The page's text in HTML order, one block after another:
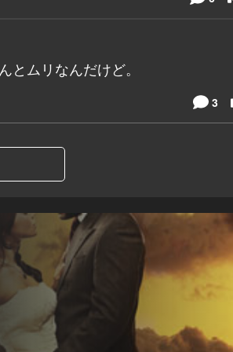
ムリなんだけど。
3